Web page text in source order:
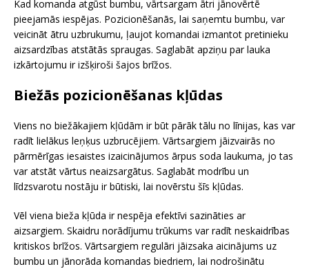
Kad komanda atgūst bumbu, vārtsargam ātri jānovērtē
pieejamās iespējas. Pozicionēšanās, lai saņemtu bumbu, var
veicināt ātru uzbrukumu, ļaujot komandai izmantot pretinieku
aizsardzības atstātās spraugas. Saglabāt apziņu par lauka
izkārtojumu ir izšķiroši šajos brīžos.
Biežās pozicionēšanas kļūdas
Viens no biežākajiem kļūdām ir būt pārāk tālu no līnijas, kas var
radīt lielākus leņķus uzbrucējiem. Vārtsargiem jāizvairās no
pārmērīgas iesaistes izaicinājumos ārpus soda laukuma, jo tas
var atstāt vārtus neaizsargātus. Saglabāt modrību un
līdzsvarotu nostāju ir būtiski, lai novērstu šīs kļūdas.
Vēl viena bieža kļūda ir nespēja efektīvi sazināties ar
aizsargiem. Skaidru norādījumu trūkums var radīt neskaidrības
kritiskos brīžos. Vārtsargiem regulāri jāizsaka aicinājums uz
bumbu un jānorāda komandas biedriem, lai nodrošinātu